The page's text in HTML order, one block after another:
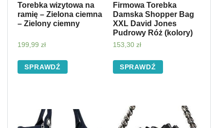
Torebka wizytowa na
ramię – Zielona ciemna
– Zielony ciemny
199,99 zł
SPRAWDŹ
Firmowa Torebka
Damska Shopper Bag
XXL David Jones
Pudrowy Róż (kolory)
153,30 zł
SPRAWDŹ